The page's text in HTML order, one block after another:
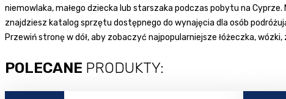
niemowlaka, małego dziecka lub starszaka podczas pobytu na
znajdziesz katalog sprzętu dostępnego do wynajęcia dla osób
Przewiń stronę w dół, aby zobaczyć najpopularniejsze łóżeczka,
POLECANE PRODUKTY: